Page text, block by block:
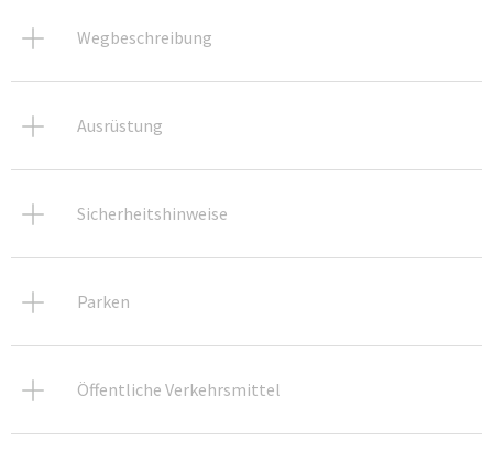
Wegbeschreibung
Ausrüstung
Sicherheitshinweise
Parken
Öffentliche Verkehrsmittel